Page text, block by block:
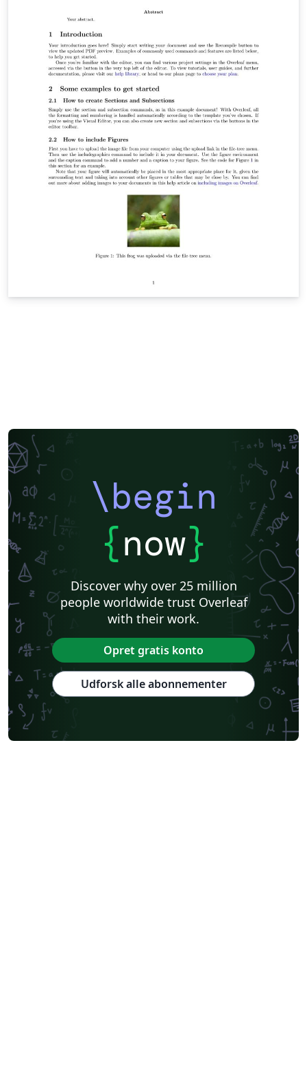
\begin
{now}
Discover why over 25 million
people worldwide trust Overleaf
with their work.
Opret gratis konto
Udforsk alle abonnementer